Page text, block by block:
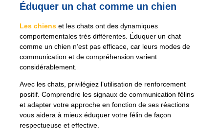
Éduquer un chat comme un chien
Les chiens et les chats ont des dynamiques
comportementales très différentes. Éduquer un chat
comme un chien n’est pas efficace, car leurs modes de
communication et de compréhension varient
considérablement.
Avec les chats, privilégiez l’utilisation de renforcement
positif. Comprendre les signaux de communication félins
et adapter votre approche en fonction de ses réactions
vous aidera à mieux éduquer votre félin de façon
respectueuse et effective.